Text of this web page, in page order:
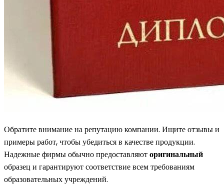
Обратите внимание на репутацию компании. Ищите отзывы и
примеры работ, чтобы убедиться в качестве продукции.
Надежные фирмы обычно предоставляюторигинальный
образец и гарантируют соответствие всем требованиям
образовательных учреждений.